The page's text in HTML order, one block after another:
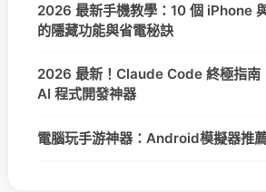
2026 最新手機教學：10 個 iPhone
的隱藏功能與省電秘訣
2026 最新！Claude Code 終極指南
AI 程式開發神器
電腦玩手游神器：Android模擬器推